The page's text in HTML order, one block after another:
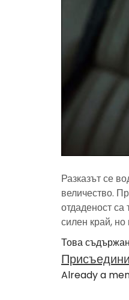
Разказът се
величество.
отдаденост
силен край,
Това
Already a